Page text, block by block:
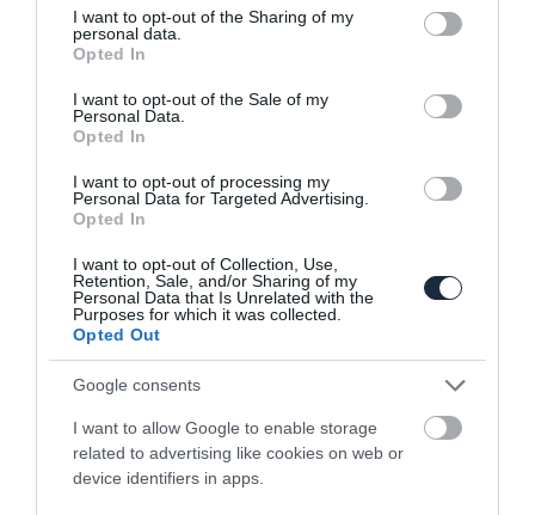
not limited to your visit or usage behaviour. You may click to
grant or deny consent to Google and its third-party tags to
use your data for below specified purposes in below Google
consent section.
I want to opt-out of the Sharing of my
personal data.
Opted In
I want to opt-out of the Sale of my
Personal Data.
Opted In
I want to opt-out of processing my
Personal Data for Targeted Advertising.
Opted In
I want to opt-out of Collection, Use,
Retention, Sale, and/or Sharing of my
Personal Data that Is Unrelated with the
Purposes for which it was collected.
Opted Out
Google consents
I want to allow Google to enable storage
related to advertising like cookies on web or
device identifiers in apps.
Majdnem rekordot döntött tavaly a
Porsche
árazású Porsche Taycan